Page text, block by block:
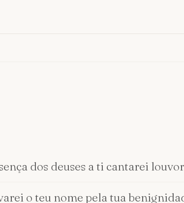
dos deuses a ti cantarei
o teu nome pela tua